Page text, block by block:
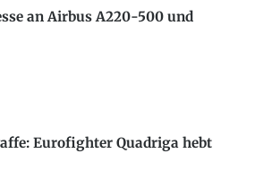
an Airbus A220-500 und
Eurofighter Quadriga hebt